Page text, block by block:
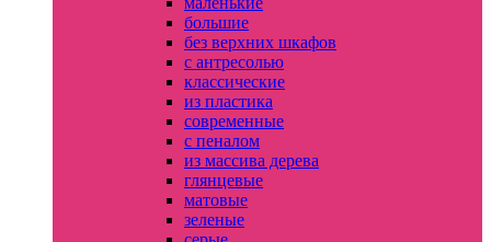
большие
без верхних шкафов
с антресолью
классические
из пластика
современные
с пеналом
из массива дерева
глянцевые
матовые
зеленые